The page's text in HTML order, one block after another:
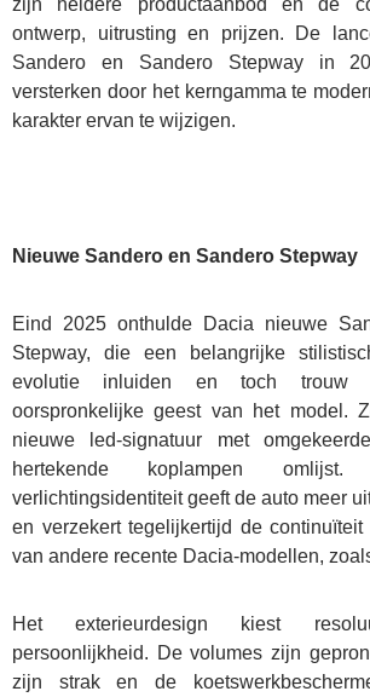
ontwerp, uitrusting en prijzen. De
Sandero en Sandero Stepway in
versterken door het kerngamma te
karakter ervan te wijzigen.
Nieuwe Sandero en Sandero Stepway
Eind 2025 onthulde Dacia nieuwe
Stepway, die een belangrijke
evolutie inluiden en toch trouw
oorspronkelijke geest van het model.
nieuwe led-signatuur met
hertekende koplampen
verlichtingsidentiteit geeft de auto meer
en verzekert tegelijkertijd de continuïteit
van andere recente Dacia-modellen,
Het exterieurdesign kiest
persoonlijkheid. De volumes zijn
zijn strak en de